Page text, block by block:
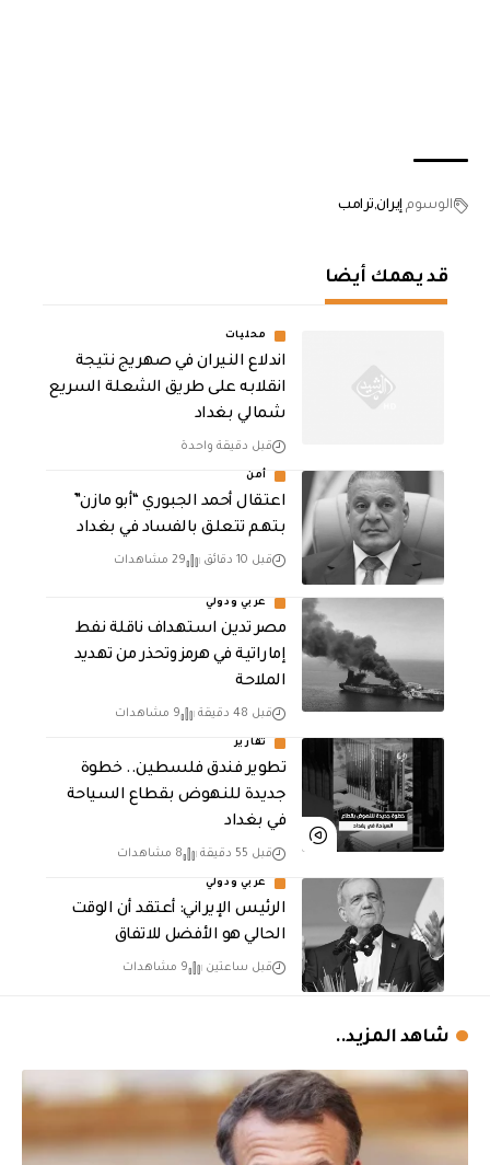
الوسوم إيران ترامب
قد يهمك أيضا
محليات
اندلاع النيران في صهريج نتيجة
انقلابه على طريق الشعلة السريع
شمالي بغداد
قبل دقيقة واحدة
أمن
اعتقال أحمد الجبوري “أبو مازن”
بتهم تتعلق بالفساد في بغداد
قبل 10 دقائق 29 مشاهدات
عربي ودولي
مصر تدين استهداف ناقلة نفط
إماراتية في هرمز وتحذر من تهديد
الملاحة
قبل 48 دقيقة 9 مشاهدات
تقارير
تطوير فندق فلسطين.. خطوة
جديدة للنهوض بقطاع السياحة
في بغداد
قبل 55 دقيقة 8 مشاهدات
عربي ودولي
الرئيس الإيراني: أعتقد أن الوقت
الحالي هو الأفضل للاتفاق
قبل ساعتين 9 مشاهدات
شاهد المزيد..